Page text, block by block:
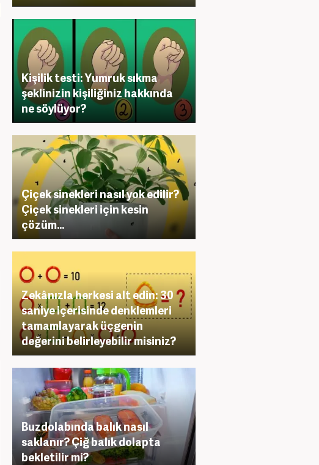
Kişilik testi: Yumruk sıkma
şeklinizin kişiliğiniz hakkında
ne söylüyor?
Çiçek sinekleri nasıl yok edilir?
Çiçek sinekleri için kesin
çözüm…
Zekânızla herkesi alt edin: 30
saniye içerisinde denklemleri
tamamlayarak üçgenin
değerini belirleyebilir misiniz?
Buzdolabında balık nasıl
saklanır? Çiğ balık dolapta
bekletilir mi?